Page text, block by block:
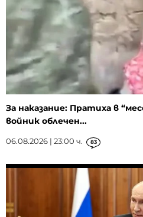
За наказание: Пратиха в
войник облечен...
06.08.2026 | 23:00 ч. 83